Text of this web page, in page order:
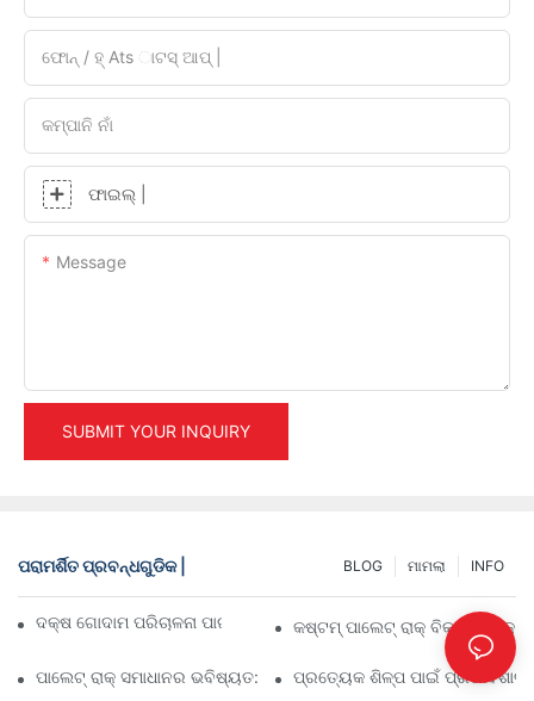
ଫୋନ୍ / ହ୍ Ats ାଟସ୍ ଆପ୍ |
କମ୍ପାନି ନାଁ
ଫାଇଲ୍ |
Message
SUBMIT YOUR INQUIRY
ପରାମର୍ଶିତ ପ୍ରବନ୍ଧଗୁଡିକ | INFO
ମାମଲା
BLOG
ଦକ୍ଷ ଗୋଦାମ ପରିଚାଳନା ପାଇଁ ଶ୍ରେଷ୍ଠ ଶିଳ୍ପ ରାକିଂ ସମାଧାନ
କଷ୍ଟମ୍ ପାଲେଟ୍ ରାକ୍
ପାଲେଟ୍ ରାକ୍ ସମାଧାନର ଭବିଷ୍ୟତ: ଧାରା ଏବଂ ନବସୃଜନପ୍ରତ୍ୟେକ ଶିଳ୍ପ ପାଇଁ ପ୍ରଭାବଶାଳୀ